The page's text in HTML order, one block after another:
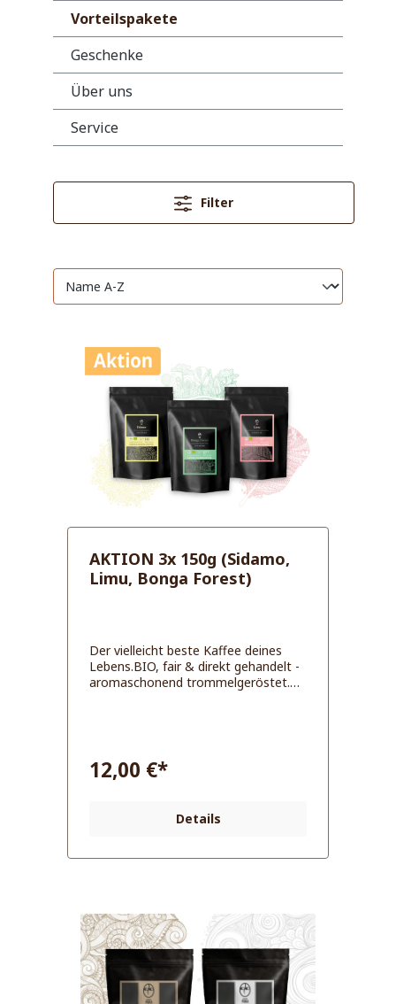
Vorteilspakete
Geschenke
Über uns
Service
Filter
AKTION 3x 150g (Sidamo,
Limu, Bonga Forest)
Der vielleicht beste Kaffee deines
Lebens.BIO, fair & direkt gehandelt -
aromaschonend trommelgeröstet.
Schokolade und Haselnuss - der
cremige Allrounder Bonga Forest:
- der wilde Charakterkaffee Überblick
über Anbauregion und Verarbeitung
die Region Sidama - einer der
2.200 Metern wachsen die Bohnen
unter natürlichen Schattenbäumen in
einer vielfältigen Agrarlandschaft. Die
handgepflückten Bohnen werden
anschließend nochmal handverlesen
12,00 €*
Details